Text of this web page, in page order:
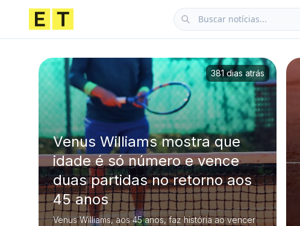
Venus Williams mostra que
idade é só número e vence
duas partidas no retorno aos
45 anos
Venus Williams, aos 45 anos, faz história ao vencer
381 dias atrás